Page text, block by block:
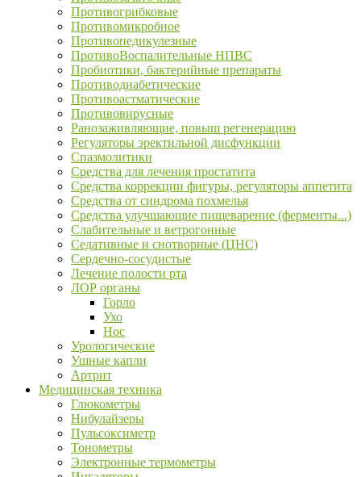
Противогрибковые
Противомикробное
Противопедикулезные
ПротивоВоспалительные НПВС
Пробиотики, бактерийные препараты
Противодиабетические
Противоастматические
Противовирусные
Ранозаживляющие, повыш регенерацию
Регуляторы эректильной дисфункции
Спазмолитики
Средства для лечения простатита
Средства коррекции фигуры, регуляторы аппетита
Средства от синдрома похмелья
Средства улучшающие пищеварение (ферменты...)
Слабительные и ветрогонные
Седативные и снотворные (ЦНС)
Сердечно-сосудистые
Лечение полости рта
ЛОР органы
Горло
Ухо
Нос
Урологические
Ушные капли
Артрит
Медицинская техника
Глюкометры
Нибулайзеры
Пульсоксиметр
Тонометры
Электронные термометры